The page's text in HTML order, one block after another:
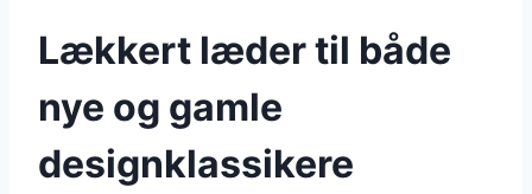
Lækkert læder til både
nye og gamle
designklassikere